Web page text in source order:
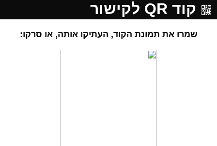
קוד QR לקישור
שמרו את תמונת הקוד, העתיקו אותה, או סרקו: